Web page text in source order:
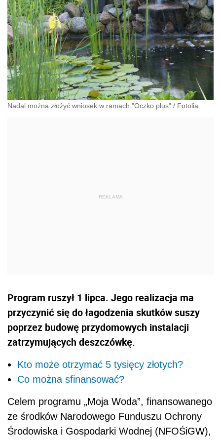
Nadal można złożyć wniosek w ramach "Oczko plus" / Fotolia
Program ruszył 1 lipca. Jego realizacja ma
przyczynić się do łagodzenia skutków suszy
poprzez budowę przydomowych instalacji
zatrzymujących deszczówkę.
Kto może otrzymać 5 tysięcy złotych?
Co można sfinansować?
Celem programu „Moja Woda”, finansowanego
ze środków Narodowego Funduszu Ochrony
Środowiska i Gospodarki Wodnej (NFOŚiGW),